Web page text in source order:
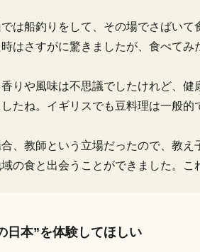
は船釣りをして、その場でさばい
はさすがに驚きましたが、食べてみ
りや風味は不思議でしたけれど、
たね。イギリスでも豆料理は一般的
、教師という立場だったので、教
の食と出会うことができました。こ
日本”を体験してほしい